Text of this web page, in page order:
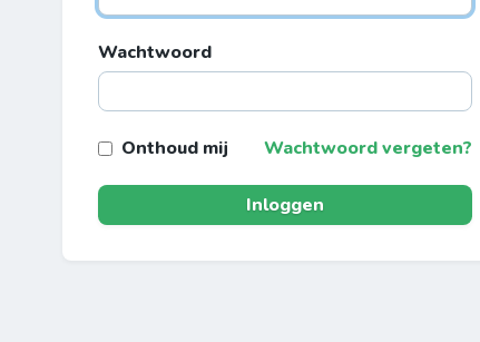
Wachtwoord
Onthoud mij Wachtwoord vergeten?
Inloggen